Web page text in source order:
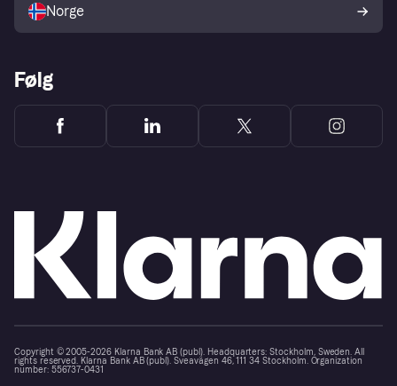
Norge
Følg
Copyright © 2005-2026 Klarna Bank AB (publ). Headquarters: Stockholm, Sweden. All
rights reserved. Klarna Bank AB (publ). Sveavägen 46, 111 34 Stockholm. Organization
number: 556737-0431